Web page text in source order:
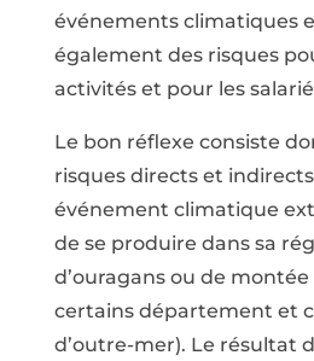
événements climatiques
également des risques
activités et pour les
Le bon réflexe consiste
risques directs et
événement climatique
de se produire dans sa
d’ouragans ou de
certains département et
d’outre-mer). Le résultat